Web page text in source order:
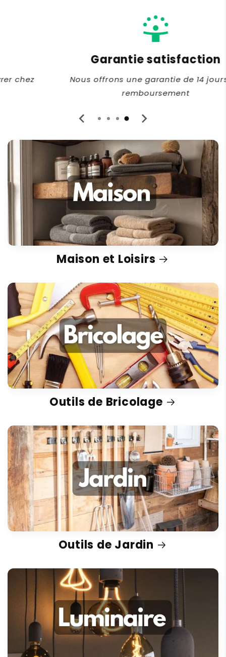
Garantie satisfaction
Nous offrons une garantie de 14 jours ou
remboursement
Maison et Loisirs
Outils de Bricolage
Outils de Jardin